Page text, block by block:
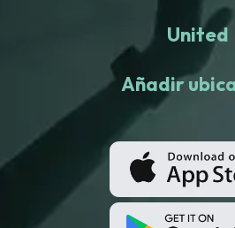
United
Añadir